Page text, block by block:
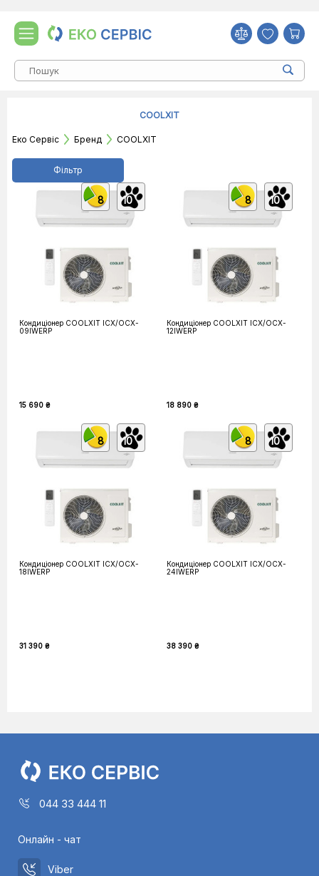
COOLXIT
Еко Сервіс Бренд COOLXIT
Фільтр
8 10
Кондиціонер COOLXIT ICX/OCX-
09IWERP
15 690 ₴
8 10
Кондиціонер COOLXIT ICX/OCX-
12IWERP
18 890 ₴
8 10
Кондиціонер COOLXIT ICX/OCX-
18IWERP
31 390 ₴
8 10
Кондиціонер COOLXIT ICX/OCX-
24IWERP
38 390 ₴
044 33 444 11
Онлайн - чат
Viber